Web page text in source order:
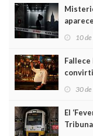
edificio
10
Fallece
30
El